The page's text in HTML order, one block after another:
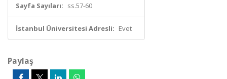
Sayfa Sayıları: ss.57-60
İstanbul Üniversitesi Adresli: Evet
Paylaş